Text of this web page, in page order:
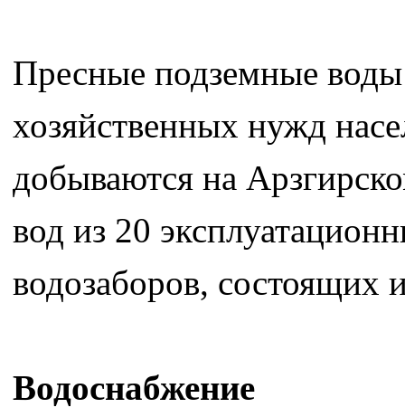
Пресные подземные
хозяйственных нужд
добываются на
вод из 20
водозаборов, состоящих
Водоснабжение